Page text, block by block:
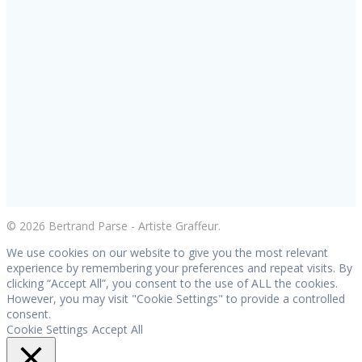
© 2026 Bertrand Parse - Artiste Graffeur.
We use cookies on our website to give you the most relevant
experience by remembering your preferences and repeat visits. By
clicking “Accept All”, you consent to the use of ALL the cookies.
However, you may visit "Cookie Settings" to provide a controlled
consent.
Cookie Settings Accept All